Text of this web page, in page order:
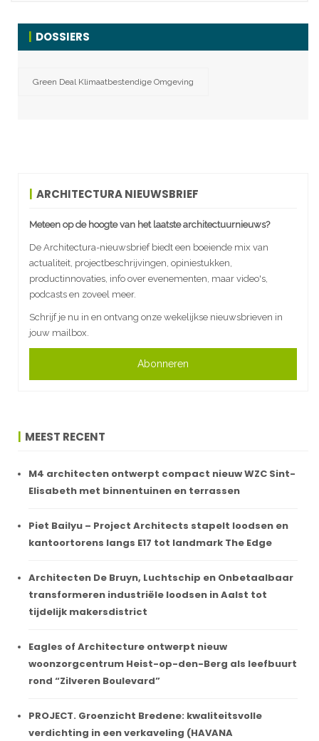
DOSSIERS
Green Deal Klimaatbestendige Omgeving
ARCHITECTURA NIEUWSBRIEF
Meteen op de hoogte van het laatste architectuurnieuws?
De Architectura-nieuwsbrief biedt een boeiende mix van
actualiteit, projectbeschrijvingen, opiniestukken,
productinnovaties, info over evenementen, maar video's,
podcasts en zoveel meer.
Schrijf je nu in en ontvang onze wekelijkse nieuwsbrieven in
jouw mailbox.
Abonneren
MEEST RECENT
M4 architecten ontwerpt compact nieuw WZC Sint-
Elisabeth met binnentuinen en terrassen
Piet Bailyu – Project Architects stapelt loodsen en
kantoortorens langs E17 tot landmark The Edge
Architecten De Bruyn, Luchtschip en Onbetaalbaar
transformeren industriële loodsen in Aalst tot
tijdelijk makersdistrict
Eagles of Architecture ontwerpt nieuw
woonzorgcentrum Heist-op-den-Berg als leefbuurt
rond “Zilveren Boulevard”
PROJECT. Groenzicht Bredene: kwaliteitsvolle
verdichting in een verkaveling (HAVANA